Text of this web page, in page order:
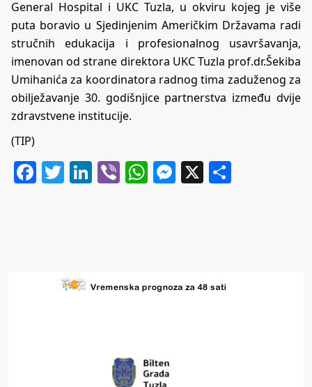
General Hospital i UKC Tuzla, u okviru kojeg je više
puta boravio u Sjedinjenim Američkim Državama radi
stručnih edukacija i profesionalnog usavršavanja,
imenovan od strane direktora UKC Tuzla prof.dr.Šekiba
Umihanića za koordinatora radnog tima zaduženog za
obilježavanje 30. godišnjice partnerstva između dvije
zdravstvene institucije.
(TIP)
Facebook
Twitter
LinkedIn
ViberWhatsApp
Messenger
X